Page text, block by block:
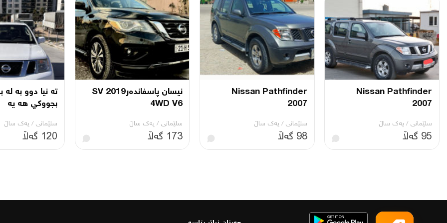
Nissan Pathfinder
2007
سلێمانی / یه‌ك ساڵ
95 گەڵا
Nissan Pathfinder
2007
سلێمانی / یه‌ك ساڵ
98 گەڵا
نیسان پاسفاندەر2019 SV
4WD V6
سلێمانی / یه‌ك ساڵ
173 گەڵا
ته نيا دوو به له
بجووكي هه يه
سلێمانی / یه‌ك ساڵ
120 گەڵا